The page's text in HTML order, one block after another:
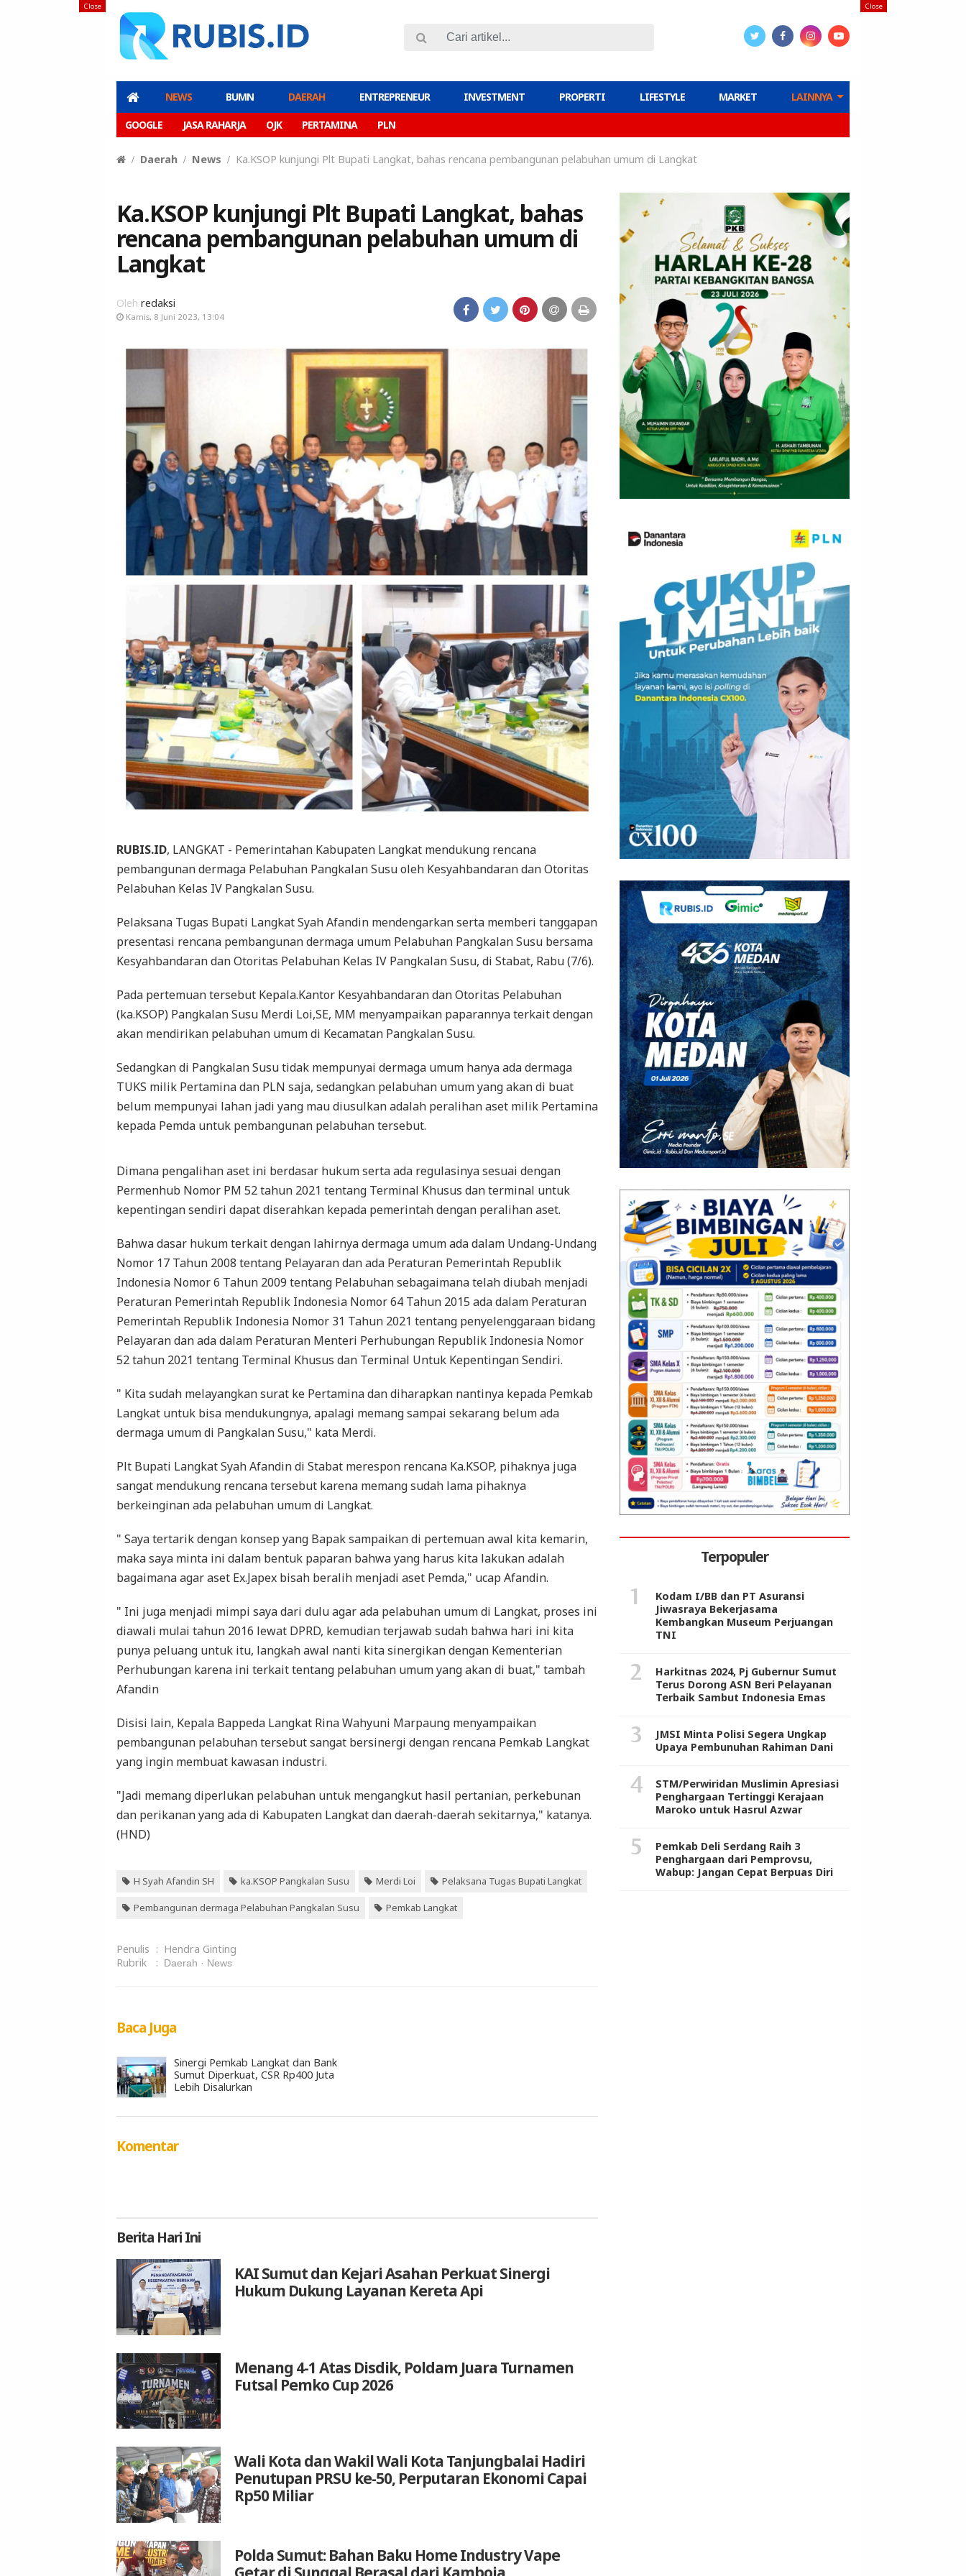
NEWS BUMN DAERAH ENTREPRENEUR INVESTMENT PROPERTI LIFESTYLE MARKET LAINNYA
GOOGLE JASA RAHARJA OJK PERTAMINA PLN
Close
Close
Daerah News Ka.KSOP kunjungi Plt Bupati Langkat, bahas rencana pembangunan pelabuhan umum di Langkat
Ka.KSOP kunjungi Plt Bupati Langkat, bahas
rencana pembangunan pelabuhan umum di
Langkat
Oleh redaksi
Kamis, 8 Juni 2023, 13:04
RUBIS.ID, LANGKAT - Pemerintahan Kabupaten Langkat mendukung rencana
pembangunan dermaga Pelabuhan Pangkalan Susu oleh Kesyahbandaran dan Otoritas
Pelabuhan Kelas IV Pangkalan Susu.
Pelaksana Tugas Bupati Langkat Syah Afandin mendengarkan serta memberi tanggapan
presentasi rencana pembangunan dermaga umum Pelabuhan Pangkalan Susu bersama
Kesyahbandaran dan Otoritas Pelabuhan Kelas IV Pangkalan Susu, di Stabat, Rabu (7/6).
Pada pertemuan tersebut Kepala.Kantor Kesyahbandaran dan Otoritas Pelabuhan
(ka.KSOP) Pangkalan Susu Merdi Loi,SE, MM menyampaikan paparannya terkait dengan
akan mendirikan pelabuhan umum di Kecamatan Pangkalan Susu.
Sedangkan di Pangkalan Susu tidak mempunyai dermaga umum hanya ada dermaga
TUKS milik Pertamina dan PLN saja, sedangkan pelabuhan umum yang akan di buat
belum mempunyai lahan jadi yang mau diusulkan adalah peralihan aset milik Pertamina
kepada Pemda untuk pembangunan pelabuhan tersebut.
Dimana pengalihan aset ini berdasar hukum serta ada regulasinya sesuai dengan
Permenhub Nomor PM 52 tahun 2021 tentang Terminal Khusus dan terminal untuk
kepentingan sendiri dapat diserahkan kepada pemerintah dengan peralihan aset.
Bahwa dasar hukum terkait dengan lahirnya dermaga umum ada dalam Undang-Undang
Nomor 17 Tahun 2008 tentang Pelayaran dan ada Peraturan Pemerintah Republik
Indonesia Nomor 6 Tahun 2009 tentang Pelabuhan sebagaimana telah diubah menjadi
Peraturan Pemerintah Republik Indonesia Nomor 64 Tahun 2015 ada dalam Peraturan
Pemerintah Republik Indonesia Nomor 31 Tahun 2021 tentang penyelenggaraan bidang
Pelayaran dan ada dalam Peraturan Menteri Perhubungan Republik Indonesia Nomor
52 tahun 2021 tentang Terminal Khusus dan Terminal Untuk Kepentingan Sendiri.
" Kita sudah melayangkan surat ke Pertamina dan diharapkan nantinya kepada Pemkab
Langkat untuk bisa mendukungnya, apalagi memang sampai sekarang belum ada
dermaga umum di Pangkalan Susu," kata Merdi.
Plt Bupati Langkat Syah Afandin di Stabat merespon rencana Ka.KSOP, pihaknya juga
sangat mendukung rencana tersebut karena memang sudah lama pihaknya
berkeinginan ada pelabuhan umum di Langkat.
" Saya tertarik dengan konsep yang Bapak sampaikan di pertemuan awal kita kemarin,
maka saya minta ini dalam bentuk paparan bahwa yang harus kita lakukan adalah
bagaimana agar aset Ex.Japex bisah beralih menjadi aset Pemda," ucap Afandin.
" Ini juga menjadi mimpi saya dari dulu agar ada pelabuhan umum di Langkat, proses ini
diawali mulai tahun 2016 lewat DPRD, kemudian terjawab sudah bahwa hari ini kita
punya peluang untuk itu, langkah awal nanti kita sinergikan dengan Kementerian
Perhubungan karena ini terkait tentang pelabuhan umum yang akan di buat," tambah
Afandin
Disisi lain, Kepala Bappeda Langkat Rina Wahyuni Marpaung menyampaikan
pembangunan pelabuhan tersebut sangat bersinergi dengan rencana Pemkab Langkat
yang ingin membuat kawasan industri.
"Jadi memang diperlukan pelabuhan untuk mengangkut hasil pertanian, perkebunan
dan perikanan yang ada di Kabupaten Langkat dan daerah-daerah sekitarnya," katanya.
(HND)
H Syah Afandin SH ka.KSOP Pangkalan Susu Merdi Loi Pelaksana Tugas Bupati Langkat
Pembangunan dermaga Pelabuhan Pangkalan Susu Pemkab Langkat
Penulis : Hendra Ginting
Rubrik
: Daerah News
Baca Juga
Sinergi Pemkab Langkat dan Bank
Sumut Diperkuat, CSR Rp400 Juta
Lebih Disalurkan
Komentar
Berita Hari Ini
KAI Sumut dan Kejari Asahan Perkuat Sinergi
Hukum Dukung Layanan Kereta Api
Menang 4-1 Atas Disdik, Poldam Juara Turnamen
Futsal Pemko Cup 2026
Wali Kota dan Wakil Wali Kota Tanjungbalai Hadiri
Penutupan PRSU ke-50, Perputaran Ekonomi Capai
Rp50 Miliar
Polda Sumut: Bahan Baku Home Industry Vape
Terpopuler
Kodam I/BB dan PT Asuransi
Jiwasraya Bekerjasama
Kembangkan Museum Perjuangan
TNI
Harkitnas 2024, Pj Gubernur Sumut
Terus Dorong ASN Beri Pelayanan
Terbaik Sambut Indonesia Emas
JMSI Minta Polisi Segera Ungkap
Upaya Pembunuhan Rahiman Dani
STM/Perwiridan Muslimin Apresiasi
Penghargaan Tertinggi Kerajaan
Maroko untuk Hasrul Azwar
Pemkab Deli Serdang Raih 3
Penghargaan dari Pemprovsu,
Wabup: Jangan Cepat Berpuas Diri